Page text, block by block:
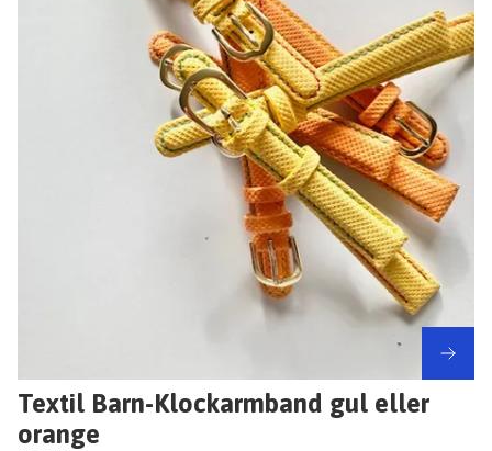
Textil Barn-Klockarmband gul eller
orange